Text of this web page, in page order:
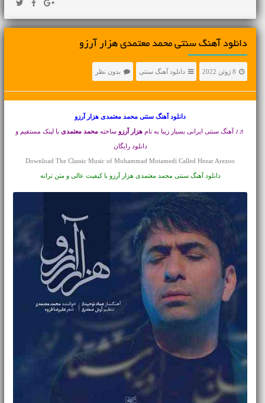
دانلود آهنگ سنتی محمد معتمدی هزار آرزو
8 ژوئن 2022 دانلود آهنگ سنتی بدون نظر
دانلود آهنگ سنتیمحمد معتمدی هزار آرزو
♬♪ آهنگ سنتی ایرانی بسیار زیبا به نامهزار آرزو ساختهمحمد معتمدی با لینک مستقیم و
دانلود رایگان
Download The Classic Music of Mohammad Motamedi Called Hezar Arezoo
دانلود آهنگ سنتی محمد معتمدی هزار آرزو با کیفیت عالی و متن ترانه